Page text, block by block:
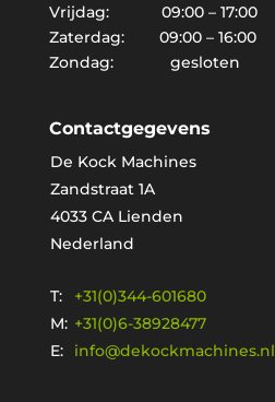
Vrijdag: 09:00 – 17:00
Zaterdag: 09:00 – 16:00
Zondag: gesloten
Contactgegevens
De Kock Machines
Zandstraat 1A
4033 CA Lienden
Nederland
T:
+31(0)344-601680
M: +31(0)6-38928477
E:
info@dekockmachines.nl